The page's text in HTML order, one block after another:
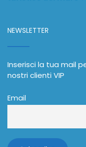
NEWSLETTER
Inserisci la tua mail
nostri clienti VIP
Email